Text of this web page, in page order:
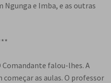
e Imba, e as outras
Comandante falou-lhes. A
as aulas. O professor